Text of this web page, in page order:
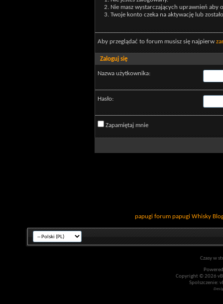
Nie masz wystarczających uprawnień aby
Twoje konto czeka na aktywację lub
Aby przeglądać to forum musisz się najpierw
Zaloguj się
Nazwa użytkownika:
Hasło:
Zapamiętaj mnie
papugi forum papugi Whisky
Czasy w
Copyright © 2026
Spolszczenie: